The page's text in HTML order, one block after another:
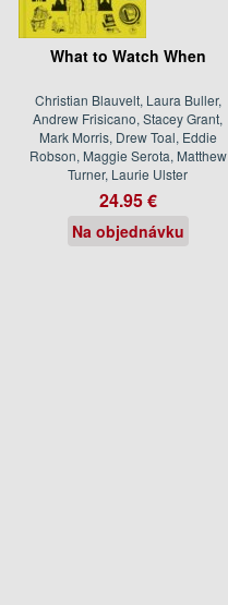
What to Watch When
Christian Blauvelt, Laura Buller,
Andrew Frisicano, Stacey Grant,
Mark Morris, Drew Toal, Eddie
Robson, Maggie Serota, Matthew
Turner, Laurie Ulster
24.95 €
Na objednávku